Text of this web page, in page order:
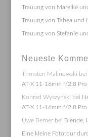
Trauung von Mareike
Trauung von Tabea und
Trauung von Stefanie
Neueste
Thorsten Malinowski bei
AT-X 11-16mm f/2.8 Pro
Konrad Wyszynski bei
AT-X 11-16mm f/2.8 Pro
Uwe Bernerbei Blende,
Eine kleine Fototour